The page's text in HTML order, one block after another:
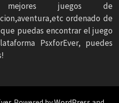
mejores juegos de
ordenado de
puedas encontrar el juego
PsxforEver, puedes